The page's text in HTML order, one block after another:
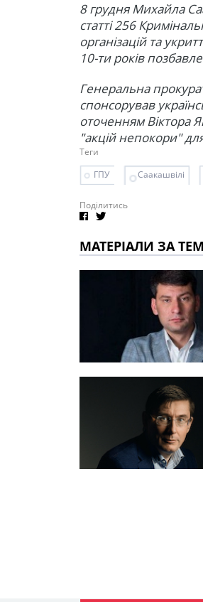
8 грудня Михайла
статті 256
організацій та
10-ти років
Генеральна
спонсорував
оточенням Віктора
"акцій непокори"
Теги
ГПУ
Саакашвілі
Поділитись
МАТЕРІАЛИ ЗА